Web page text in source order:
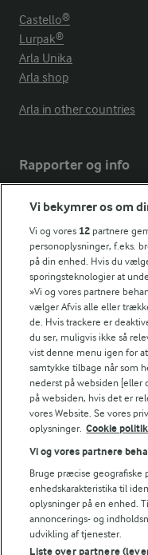
Castello®
Lurpak®
Arla Unika
Arla shop
Arla in other countries
Rapporter og info
Årsrapport
FarmAhead™ Check
Andelshaverinfo:
Fødevarestyrelsens
Fødevarestyrelsens
Fødevarestyrelsens
Følg
© 2026 Arla Foods
Vælg en anden cookies
Vi bekymrer os om
Vi og vores 12 partnere
personoplysninger, f.eks.
på din enhed. Hvis du
sporingsteknologier at
»Vi og vores partnere
vælger Afvis alle eller
de. Hvis trackere er
du ser, muligvis ikke så
vist denne menu igen for
samtykke tilbage når som
nederst på websiden
på websiden, hvis det er
vores Website. Se vores
oplysninger. Cookie politik
Vi og vores partnere
Bruge præcise geografiske
enhedskarakteristika til
oplysninger på en enhed.
annoncerings- og
udvikling af tjenester.
Liste over partnere